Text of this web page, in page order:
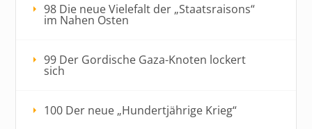
98 Die neue Vielefalt der „Staatsraisons“
im Nahen Osten
99 Der Gordische Gaza-Knoten lockert
sich
100 Der neue „Hundertjährige Krieg“